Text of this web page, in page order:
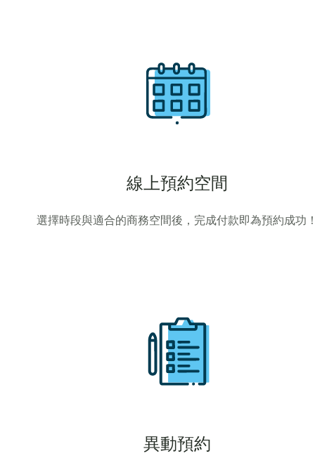
線上預約空間
選擇時段與適合的商務空間後，完成付款即為預約成功
異動預約